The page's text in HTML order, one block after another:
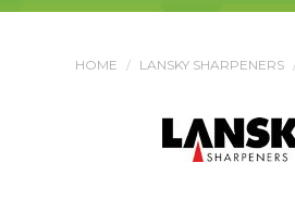
HOME LANSKY SHARPENERS